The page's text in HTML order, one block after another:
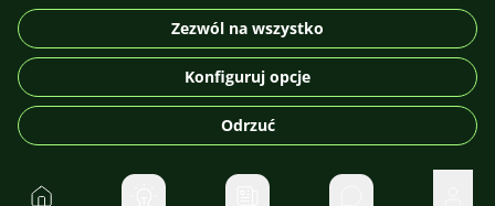
DE
© 2026 For Aquarist
Zezwól na wszystko
Konfiguruj opcje
Odrzuć